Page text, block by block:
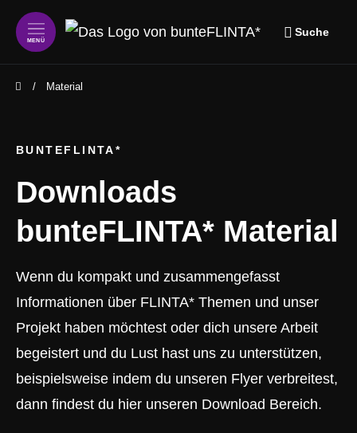
MENÜ
Suche
zum Inhalt springen
Material
BUNTEFLINTA*
Downloads
bunteFLINTA* Material
Wenn du kompakt und zusammengefasst
Informationen über FLINTA* Themen und unser
Projekt haben möchtest oder dich unsere Arbeit
begeistert und du Lust hast uns zu unterstützen,
beispielsweise indem du unseren Flyer verbreitest,
dann findest du hier unseren Download Bereich.